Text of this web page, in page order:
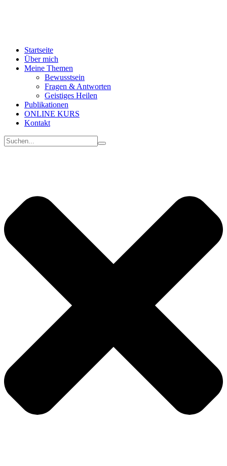
Startseite
Über mich
Meine Themen
Bewusstsein
Fragen & Antworten
Geistiges Heilen
Publikationen
ONLINE KURS
Kontakt